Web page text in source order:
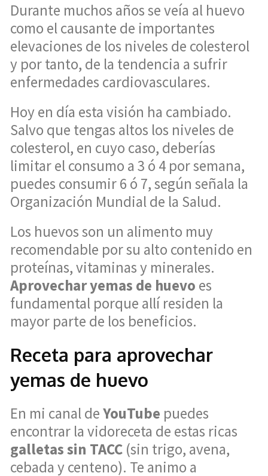
Durante muchos años se veía al huevo
como el causante de importantes
elevaciones de los niveles de colesterol
y por tanto, de la tendencia a sufrir
enfermedades cardiovasculares.
Hoy en día esta visión ha cambiado.
Salvo que tengas altos los niveles de
colesterol, en cuyo caso, deberías
limitar el consumo a 3 ó 4 por semana,
puedes consumir 6 ó 7, según señala la
Organización Mundial de la Salud.
Los huevos son un alimento muy
recomendable por su alto contenido en
proteínas, vitaminas y minerales.
Aprovechar yemas de huevo es
fundamental porque allí residen la
mayor parte de los beneficios.
Receta para aprovechar
yemas de huevo
En mi canal deYouTube puedes
encontrar la vidoreceta de estas ricas
galletas sin TACC (sin trigo, avena,
cebada y centeno). Te animo a